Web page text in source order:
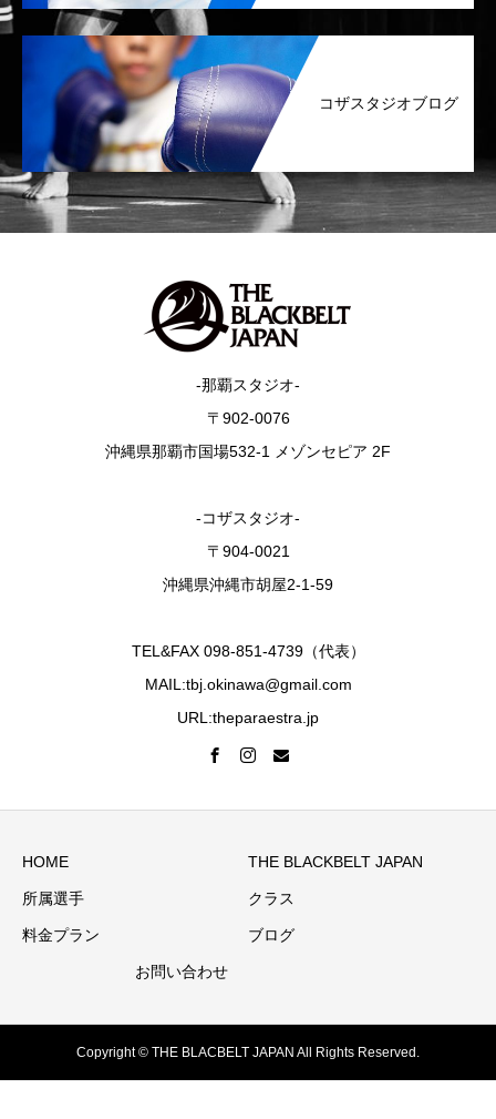
コザスタジオブログ
-那覇スタジオ-
〒902-0076
沖縄県那覇市国場532-1 メゾンセピア 2F
-コザスタジオ-
〒904-0021
沖縄県沖縄市胡屋2-1-59
TEL&FAX 098-851-4739（代表）
MAIL:tbj.okinawa@gmail.com
URL:theparaestra.jp
HOME THE BLACKBELT JAPAN
所属選手 クラス
料金プラン ブログ
お問い合わせ
Copyright © THE BLACBELT JAPAN All Rights Reserved.